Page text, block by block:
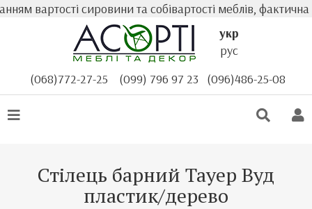
сировини та собівартості меблів, фактична
укр
рус
(068)772-27-25
(099) 796 97 23 (096)486-25-08
Стілець барний Тауер Вуд
пластик/дерево